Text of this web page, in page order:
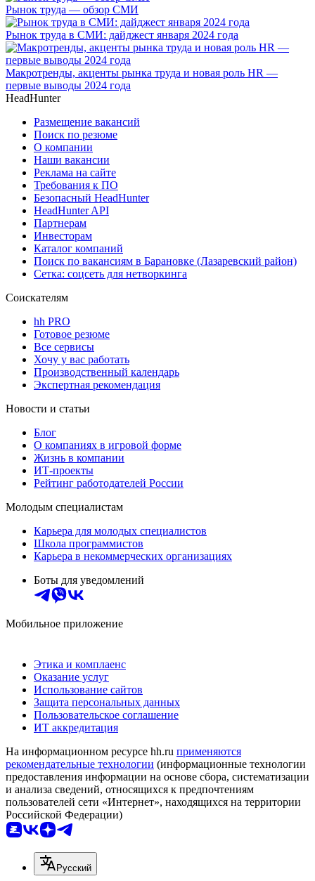
Рынок труда — обзор СМИ
Рынок труда в СМИ: дайджест января 2024 года
Макротренды, акценты рынка труда и новая роль HR —
первые выводы 2024 года
HeadHunter
Размещение вакансий
Поиск по резюме
О компании
Наши вакансии
Реклама на сайте
Требования к ПО
Безопасный HeadHunter
HeadHunter API
Партнерам
Инвесторам
Каталог компаний
Поиск по вакансиям в Барановке (Лазаревский район)
Сетка: соцсеть для нетворкинга
Соискателям
hh PRO
Готовое резюме
Все сервисы
Хочу у вас работать
Производственный календарь
Экспертная рекомендация
Новости и статьи
Блог
О компаниях в игровой форме
Жизнь в компании
ИТ-проекты
Рейтинг работодателей России
Молодым специалистам
Карьера для молодых специалистов
Школа программистов
Карьера в некоммерческих организациях
Боты для уведомлений
Мобильное приложение
Этика и комплаенс
Оказание услуг
Использование сайтов
Защита персональных данных
Пользовательское соглашение
ИТ аккредитация
На информационном ресурсе hh.ru применяются
рекомендательные технологии (информационные технологии
предоставления информации на основе сбора, систематизации
и анализа сведений, относящихся к предпочтениям
пользователей сети «Интернет», находящихся на территории
Российской Федерации)
Русский